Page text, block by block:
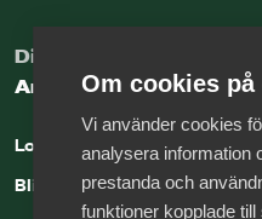
Digital kunskapsbank
Arbetsgivarguiden
Logga in
Bli medlem
Om cookies
Vi använder cookies
analysera information
prestanda och
funktioner kopplade